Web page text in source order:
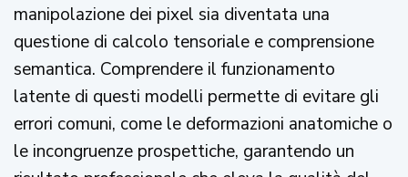
manipolazione dei pixel sia diventata una
questione di calcolo tensoriale e comprensione
semantica. Comprendere il funzionamento
latente di questi modelli permette di evitare gli
errori comuni, come le deformazioni anatomiche o
le incongruenze prospettiche, garantendo un